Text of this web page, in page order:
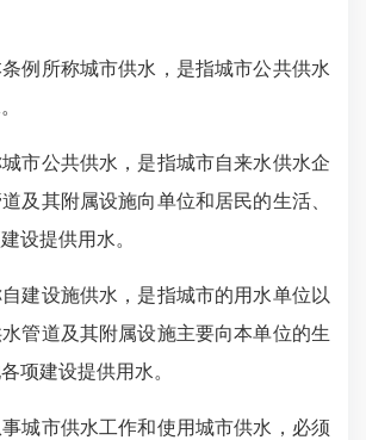
所称城市供水，是指城市公共供水
公共供水，是指城市自来水供水企
及其附属设施向单位和居民的生活、
设提供用水。
设施供水，是指城市的用水单位以
管道及其附属设施主要向本单位的生
项建设提供用水。
市供水工作和使用城市供水，必须